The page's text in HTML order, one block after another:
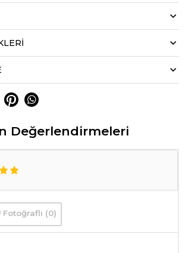
Değerlendirmeleri
Fotoğraflı (0)